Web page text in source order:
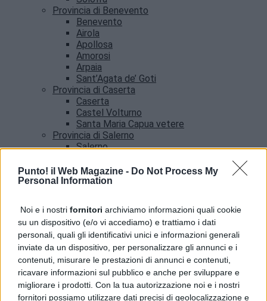
Punto! il Web Magazine - Do Not Process My
Personal Information
Noi e i nostri fornitori archiviamo informazioni quali cookie
su un dispositivo (e/o vi accediamo) e trattiamo i dati
personali, quali gli identificativi unici e informazioni generali
inviate da un dispositivo, per personalizzare gli annunci e i
contenuti, misurare le prestazioni di annunci e contenuti,
ricavare informazioni sul pubblico e anche per sviluppare e
migliorare i prodotti. Con la tua autorizzazione noi e i nostri
fornitori possiamo utilizzare dati precisi di geolocalizzazione e
Provincia di Benevento
Benevento
Airola
Apollosa
Amorosi
Arpaia
Sant’Agata de’ Goti
Provincia di Caserta
Caserta
Castel Volturno
Santa Maria Capua vetere
Provincia di Salerno
Salerno
Amalfi
Angri
Procida, truffa a un’anziana e si nasconde tra i
turisti: arrestato